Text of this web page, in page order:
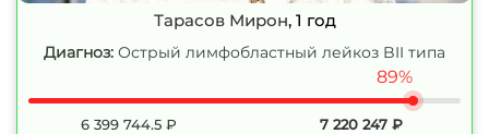
Тарасов Мирон, 1 год
Диагноз: Острый лимфобластный лейкоз BII типа
89%
6 399 744.5₽ 7 220 247₽